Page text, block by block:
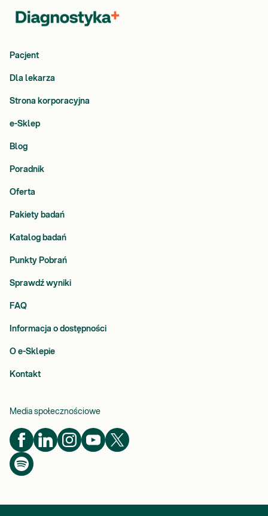
Pacjent
Dla lekarza
Strona korporacyjna
e-Sklep
Blog
Poradnik
Oferta
Pakiety badań
Katalog badań
Punkty Pobrań
Sprawdź wyniki
FAQ
Informacja o dostępności
O e-Sklepie
Kontakt
Media społecznościowe